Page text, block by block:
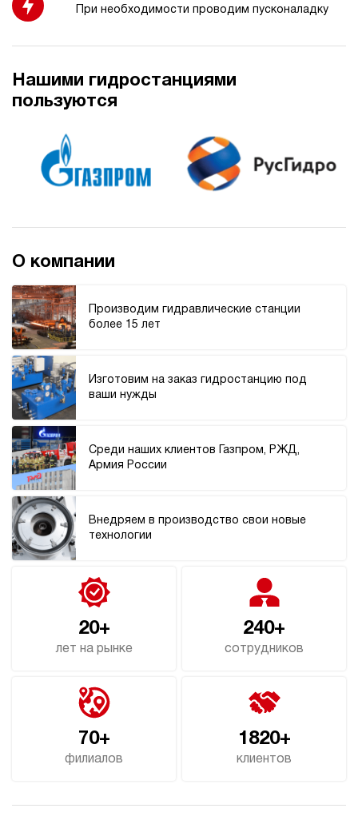
Гидростанция НЭЭ-18И227Т
4.1
148 200 руб Купить
э/магнитный
Гидростанция НЭЭ-18И247Т
4.3
148 200 руб
электрический
При необходимости проводим пусконаладку
Нашими гидростанциями
пользуются
О компании
Производим гидравлические станции
более 15 лет
Изготовим на заказ гидростанцию под
ваши нужды
Среди наших клиентов Газпром, РЖД,
Армия России
Внедряем в производство свои новые
технологии
20+
лет на рынке
240+
сотрудников
70+
филиалов
1820+
клиентов